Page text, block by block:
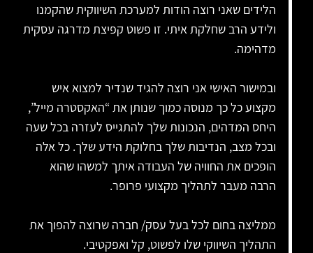
הלידים שאני רוצה הודות למערכת השיווקית שהקמנו
ולידע הרב שחלקת איתי. זו פשוט קפיצת מדרגה עסקית
מדהימה.
ובמישור האישי אני רוצה להגיד שנדיר למצוא איש
מקצוע כל כך מנוסה כמוך שנותן את “האקסטרה מייל”,
היחס המדהים, הנכונות שלך להתגייס לעזרה בכל שעה
ובכל מצב, הנדיבות שלך בחלוקת הידע שלך. כל אלה
הופכים את החוויה של העבודה איתך למשהו שהוא
הרבה מעבר לתהליך מקצועי פרופר.
ממליצה בחום לכל בעל עסק/ חברה שרוצה להפוך את
התהליך השיווקי שלו לפשוט, קל ואפקטיבי.